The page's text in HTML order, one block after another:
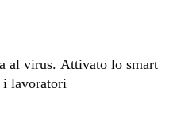
al virus. Attivato lo smart
i lavoratori